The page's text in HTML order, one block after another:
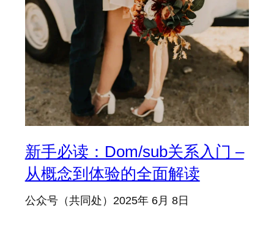
新手必读：Dom/sub关系入门 –
从概念到体验的全面解读
公众号（共同处） 2025年 6月 8日